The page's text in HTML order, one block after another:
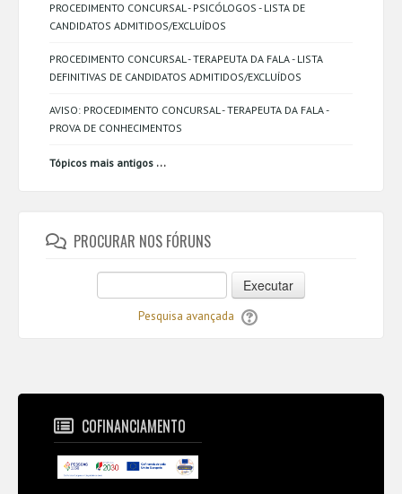
PROCEDIMENTO CONCURSAL - PSICÓLOGOS - LISTA DE
CANDIDATOS ADMITIDOS/EXCLUÍDOS
PROCEDIMENTO CONCURSAL - TERAPEUTA DA FALA - LISTA
DEFINITIVAS DE CANDIDATOS ADMITIDOS/EXCLUÍDOS
AVISO: PROCEDIMENTO CONCURSAL - TERAPEUTA DA FALA -
PROVA DE CONHECIMENTOS
Tópicos mais antigos ...
PROCURAR NOS FÓRUNS
Executar
Pesquisa avançada
COFINANCIAMENTO